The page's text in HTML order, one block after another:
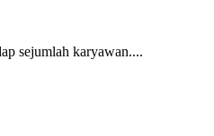
sejumlah karyawan....